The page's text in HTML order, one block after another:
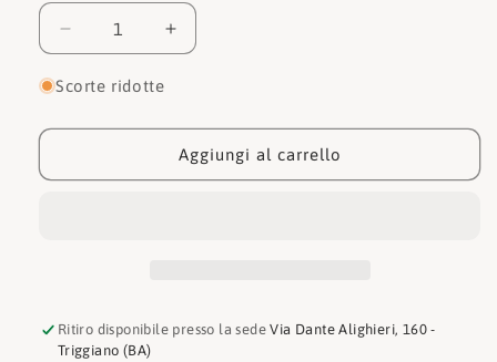
Diminuisci
quantità
per
moschino
JC4298PP0GKU0
Aumenta
quantità
moschino
Borsa
JC4298PP0GKU0
Scorte ridotte
Aggiungi al carrello
Ritiro disponibile presso la sedeVia Dante Alighieri, 160 -
Triggiano (BA)